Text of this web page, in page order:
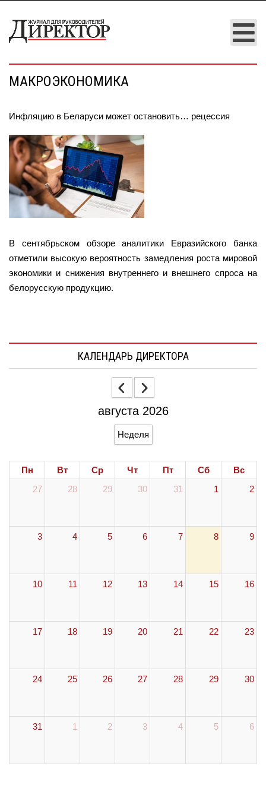
МАКРОЭКОНОМИКА
Инфляцию в Беларуси может остановить… рецессия
В сентябрьском обзоре аналитики Евразийского банка
отметили высокую вероятность замедления роста мировой
экономики и снижения внутреннего и внешнего спроса на
белорусскую продукцию.
КАЛЕНДАРЬ ДИРЕКТОРА
августа 2026
Неделя
Пн Вт Ср Чт Пт Сб
Вс
27
28 29 30 31 1 2
3 4 5 6 7 8 9
10 11 12 13 14 15 16
17 18 19 20 21 22 23
24 25 26 27 28 29 30
31 1 2 3 4 5 6